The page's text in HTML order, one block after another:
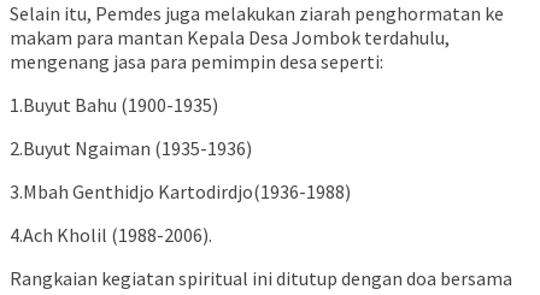
​Selain itu, Pemdes juga melakukan ziarah penghormatan ke
makam para mantan Kepala Desa Jombok terdahulu,
mengenang jasa para pemimpin desa seperti:
1.Buyut Bahu (1900-1935)
2.Buyut Ngaiman (1935-1936)
3.Mbah Genthidjo Kartodirdjo(1936-1988)
4.Ach Kholil (1988-2006).
Rangkaian kegiatan spiritual ini ditutup dengan doa bersama